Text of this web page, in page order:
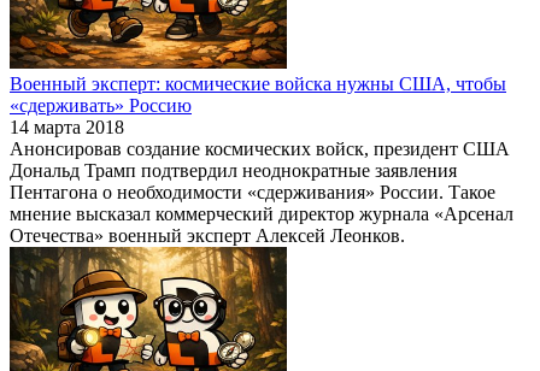
Военный эксперт: космические войска нужны США, чтобы
«сдерживать» Россию
14 марта 2018
Анонсировав создание космических войск, президент США
Дональд Трамп подтвердил неоднократные заявления
Пентагона о необходимости «сдерживания» России. Такое
мнение высказал коммерческий директор журнала «Арсенал
Отечества» военный эксперт Алексей Леонков.